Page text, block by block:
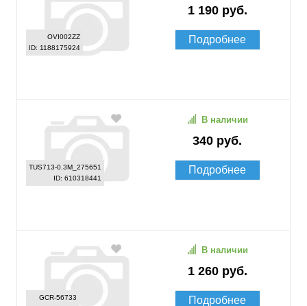
OVI002ZZ
ID: 1188175924
1 190 руб.
Подробнее
TUS713-0.3M_275651
ID: 610318441
340 руб.
В наличии
Подробнее
GCR-56733
1 260 руб.
В наличии
Подробнее